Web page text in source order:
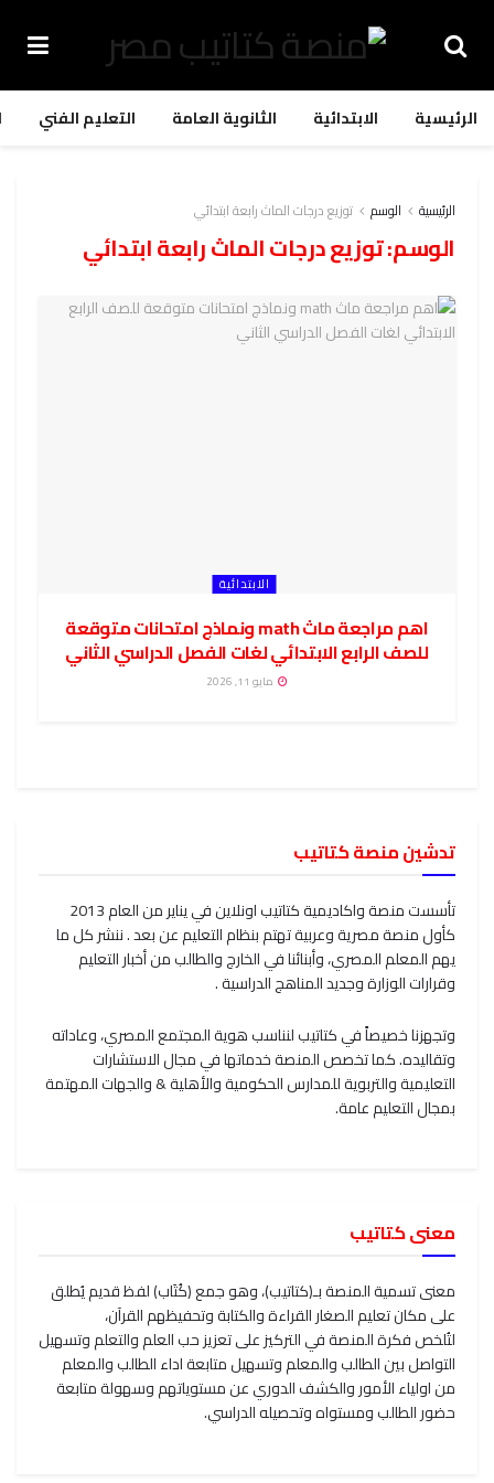
الرئيسية الابتدائية الثانوية العامة التعليم الفني
الرئيسية الوسم توزيع درجات الماث رابعة ابتدائي
الوسم:توزيع درجات الماث رابعة ابتدائي
الابتدائية
اهم مراجعة ماث math ونماذج امتحانات متوقعة
للصف الرابع الابتدائي لغات الفصل الدراسي الثاني
مايو 11, 2026
تدشين منصة كتاتيب
تأسست منصة واكاديمية كتاتيب اونلاين في يناير من العام 2013
كأول منصة مصرية وعربية تهتم بنظام التعليم عن بعد . ننشر كل ما
يهم المعلم المصري، وأبنائنا في الخارج والطالب من أخبار التعليم
وقرارات الوزارة وجديد المناهج الدراسية .
وتجهزنا خصيصاً في كتاتيب لنناسب هوية المجتمع المصري، وعاداته
وتقاليده. كما تخصص المنصة خدماتها في مجال الاستشارات
التعليمية والتربوية للمدارس الحكومية والأهلية & والجهات المهتمة
بمجال التعليم عامة.
معنى كتاتيب
معنى تسمية المنصة بـ(كتاتيب)، وهو جمع (كُتَاب) لفظ قديم يُطلق
على مكان تعليم الصغار القراءة والكتابة وتحفيظهم القرآن،
لتُلخص فكرة المنصة في التركيز على تعزيز حب العلم والتعلم وتسهيل
التواصل بين الطالب والمعلم وتسهيل متابعة اداء الطالب والمعلم
من اولياء الأمور والكشف الدوري عن مستوياتهم وسهولة متابعة
حضور الطالب ومستواه وتحصيله الدراسي.